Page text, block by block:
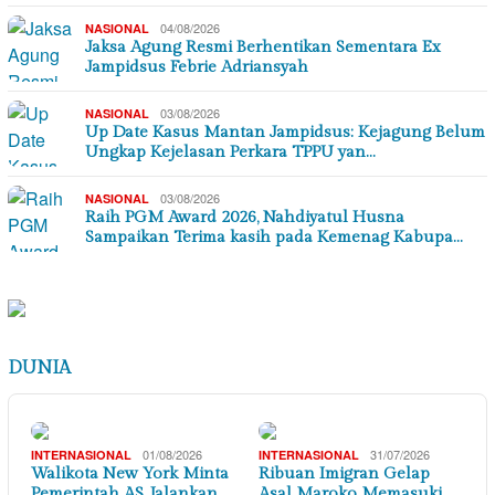
NASIONAL 04/08/2026
Jaksa Agung Resmi Berhentikan Sementara Ex
Jampidsus Febrie Adriansyah
NASIONAL 03/08/2026
Up Date Kasus Mantan Jampidsus: Kejagung Belum
Ungkap Kejelasan Perkara TPPU yan…
NASIONAL 03/08/2026
Raih PGM Award 2026, Nahdiyatul Husna
Sampaikan Terima kasih pada Kemenag Kabupa…
DUNIA
INTERNASIONAL 01/08/2026
Walikota New York Minta
INTERNASIONAL 31/07/2026
Ribuan Imigran Gelap